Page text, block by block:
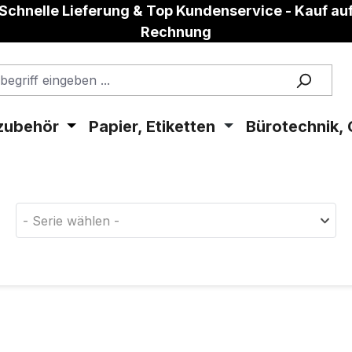
Lieferung & Top Kundenservice - Kauf
Rechnung
Papier, Etiketten Bürotechnik,
- Serie wählen -